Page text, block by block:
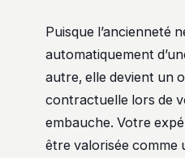
Puisque l’ancienneté
automatiquement
autre, elle devient un
contractuelle lors de
embauche. Votre
être valorisée comme